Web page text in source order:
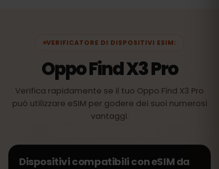
VERIFICATORE DI DISPOSITIVI ESIM:
Oppo Find X3 Pro
Verifica rapidamente se il tuo Oppo Find X3 Pro
può utilizzare eSIM per godere dei suoi numerosi
vantaggi.
Dispositivi compatibili con eSIM da